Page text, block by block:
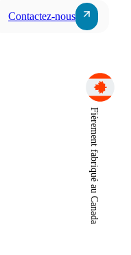
Server, Storage &
Intercom Systems
Contactez-nous
Fièrement fabriqué au Canada